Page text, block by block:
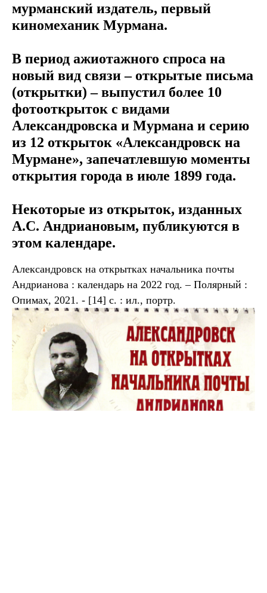
мурманский издатель, первый
киномеханик Мурмана.
В период ажиотажного спроса на
новый вид связи – открытые письма
(открытки) – выпустил более 10
фотооткрыток с видами
Александровска и Мурмана и серию
из 12 открыток «Александровск на
Мурмане», запечатлевшую моменты
открытия города в июле 1899 года.
Некоторые из открыток, изданных
А.С. Андриановым, публикуются в
этом календаре.
Александровск на открытках начальника почты
Андрианова : календарь на 2022 год. – Полярный :
Опимах, 2021. - [14] с. : ил., портр.